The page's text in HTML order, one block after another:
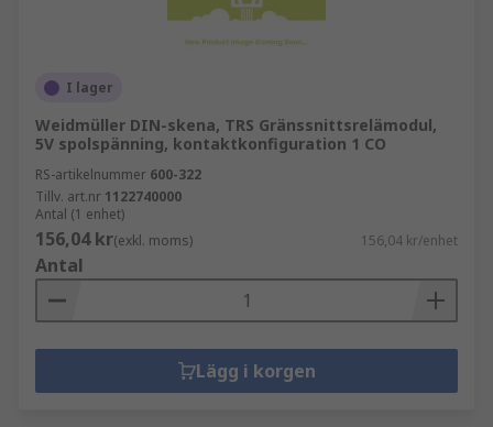
I lager
Weidmüller DIN-skena, TRS Gränssnittsrelämodul,
5V spolspänning, kontaktkonfiguration 1 CO
RS-artikelnummer 600-322
Tillv. art.nr 1122740000
Antal (1 enhet)
156,04 kr(exkl. moms) 156,04 kr/enhet
Antal
Lägg i korgen